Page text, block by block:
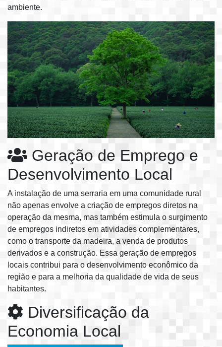
ambiente.
Geração de Emprego e
Desenvolvimento Local
A instalação de uma serraria em uma comunidade rural
não apenas envolve a criação de empregos diretos na
operação da mesma, mas também estimula o surgimento
de empregos indiretos em atividades complementares,
como o transporte da madeira, a venda de produtos
derivados e a construção. Essa geração de empregos
locais contribui para o desenvolvimento econômico da
região e para a melhoria da qualidade de vida de seus
habitantes.
Diversificação da
Economia Local